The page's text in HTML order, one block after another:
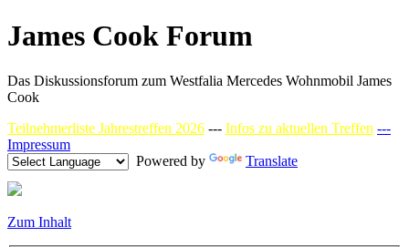
James Cook Forum
Das Diskussionsforum zum Westfalia Mercedes Wohnmobil James
Cook
Teilnehmerliste Jahrestreffen 2026 --- Infos zu aktuellen Treffen ---
Impressum
Powered by
Translate
Zum Inhalt